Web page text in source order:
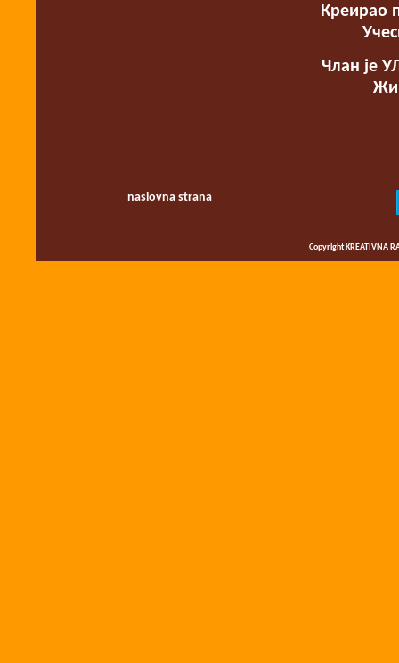
Креирао
Члан је
naslovna strana
Copyright KREATIVNA